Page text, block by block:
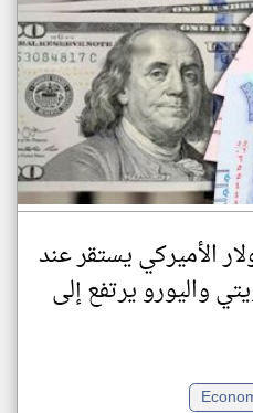
الأميركي يستقر عند
كويتي واليورو يرتفع إلى